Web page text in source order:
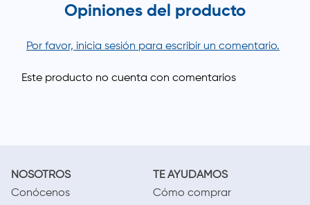
Opiniones del producto
Por favor, inicia sesión para escribir un comentario.
NOSOTROS
Conócenos
TE AYUDAMOS
Cómo comprar